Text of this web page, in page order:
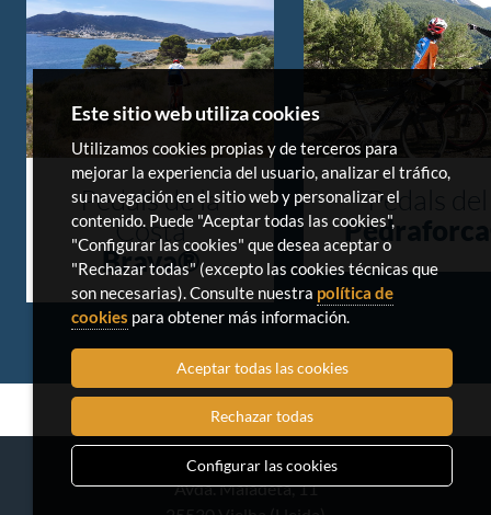
Pedals de la
Costa
Brava®
Pedals del
Avda. Maladeta, 11
Este sitio web utiliza cookies
Utilizamos cookies propias y de terceros para
mejorar la experiencia del usuario, analizar el tráfico,
su navegación en el sitio web y personalizar el
contenido. Puede "Aceptar todas las cookies",
"Configurar las cookies" que desea aceptar o
"Rechazar todas" (excepto las cookies técnicas que
son necesarias). Consulte nuestra política de
cookies para obtener más información.
Aceptar todas las cookies
Rechazar todas
Configurar las cookies